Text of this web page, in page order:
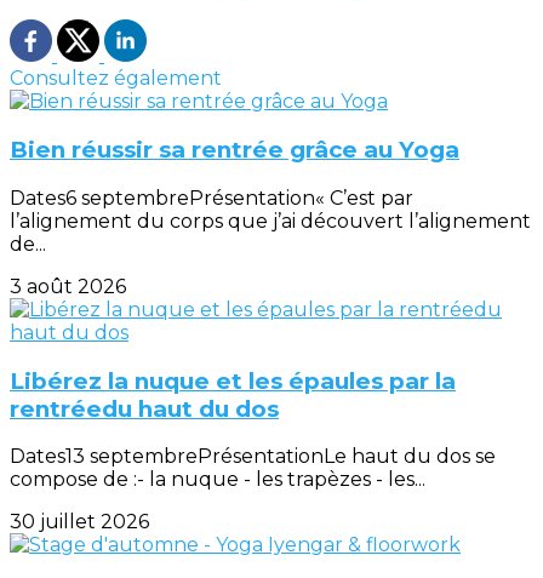
Consultez également
Bien réussir sa rentrée grâce au Yoga
Dates6 septembrePrésentation« C’est par
l’alignement du corps que j’ai découvert l’alignement
de...
3 août 2026
Libérez la nuque et les épaules par la
rentréedu haut du dos
Dates13 septembrePrésentationLe haut du dos se
compose de :- la nuque - les trapèzes - les...
30 juillet 2026